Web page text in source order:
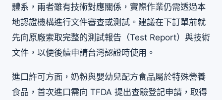
體系，兩者雖有技術對應關係，實際作業仍需透過本
地認證機構進行文件審查或測試。建議在下訂單前就
先向原廠索取完整的測試報告（Test Report）與技術
文件，以便後續申請台灣認證時使用。
進口許可方面，奶粉與嬰幼兒配方食品屬於特殊營養
食品，首次進口需向 TFDA 提出查驗登記申請，取得